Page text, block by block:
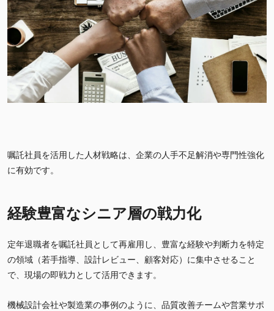
嘱託社員を活用した人材戦略は、企業の人手不足解消や専門性強化
に有効です。
経験豊富なシニア層の戦力化
定年退職者を嘱託社員として再雇用し、豊富な経験や判断力を特定
の領域（若手指導、設計レビュー、顧客対応）に集中させること
で、現場の即戦力として活用できます。
機械設計会社や製造業の事例のように、品質改善チームや営業サポ